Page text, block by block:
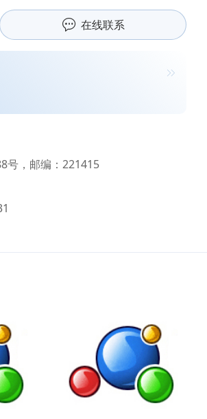
在线联系
号，邮编：221415